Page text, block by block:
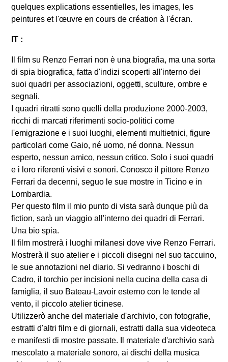
quelques explications essentielles, les images, les
peintures et l'œuvre en cours de création à l'écran.
IT :
Il film su Renzo Ferrari non è una biografia, ma una sorta
di spia biografica, fatta d'indizi scoperti all'interno dei
suoi quadri per associazioni, oggetti, sculture, ombre e
segnali.
I quadri ritratti sono quelli della produzione 2000-2003,
ricchi di marcati riferimenti socio-politici come
l'emigrazione e i suoi luoghi, elementi multietnici, figure
particolari come Gaio, né uomo, né donna. Nessun
esperto, nessun amico, nessun critico. Solo i suoi quadri
e i loro riferenti visivi e sonori. Conosco il pittore Renzo
Ferrari da decenni, seguo le sue mostre in Ticino e in
Lombardia.
Per questo film il mio punto di vista sarà dunque più da
fiction, sarà un viaggio all'interno dei quadri di Ferrari.
Una bio spia.
Il film mostrerà i luoghi milanesi dove vive Renzo Ferrari.
Mostrerà il suo atelier e i piccoli disegni nel suo taccuino,
le sue annotazioni nel diario. Si vedranno i boschi di
Cadro, il torchio per incisioni nella cucina della casa di
famiglia, il suo Bateau-Lavoir esterno con le tende al
vento, il piccolo atelier ticinese.
Utilizzerò anche del materiale d'archivio, con fotografie,
estratti d'altri film e di giornali, estratti dalla sua videoteca
e manifesti di mostre passate. Il materiale d'archivio sarà
mescolato a materiale sonoro, ai dischi della musica